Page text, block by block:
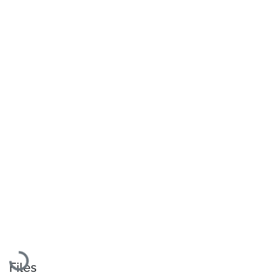
Loading...
Files